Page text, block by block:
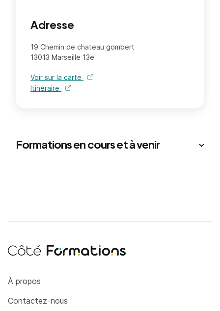
Adresse
19 Chemin de chateau gombert
13013 Marseille 13e
Voir sur la carte
Itinéraire
Formations en cours et à venir
Côté Formations
À propos
Contactez-nous